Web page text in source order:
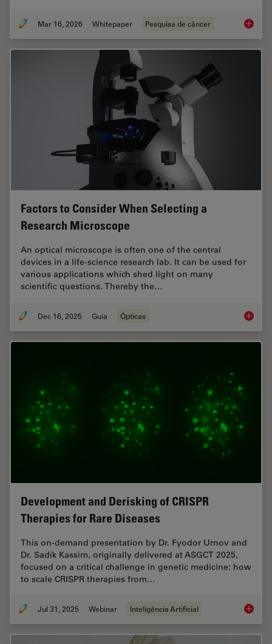
Mar 16, 2026 Whitepaper Pesquisa de câncer
Factors to Consider When Selecting a
Research Microscope
An optical microscope is often one of the central
devices in a life-science research lab. It can be used for
various applications which shed light on many
scientific questions. Thereby the…
Dec 16, 2025 Guia Ópticas Factors
Development and Derisking of CRISPR
Therapies for Rare Diseases
This on-demand presentation by Dr. Fyodor Urnov and
Dr. Sadik Kassim, originally delivered at ASGCT 2025,
focused on a critical challenge in genetic medicine: how
to scale CRISPR therapies from…
Jul 31, 2025 Webinar Inteligência Artificial